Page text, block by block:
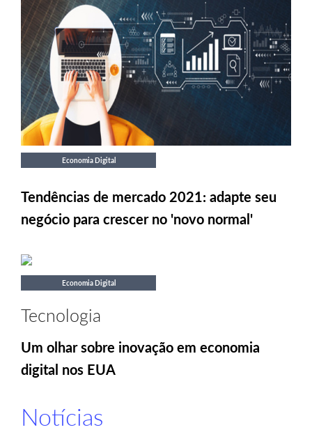
Economia Digital
Tendências de mercado 2021: adapte seu
negócio para crescer no 'novo normal'
Economia Digital
Tecnologia
Um olhar sobre inovação em economia
digital nos EUA
Notícias